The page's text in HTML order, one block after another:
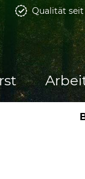
Qualität